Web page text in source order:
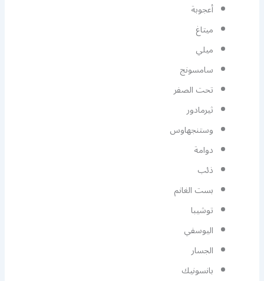
أعجوبة
ميتاغ
ميلي
سامسونج
تحت الصفر
ثيرمادور
وستنجهاوس
دوامة
ذئب
بست الغانم
توشيبا
اليوسفي
الجسار
بانسونيك